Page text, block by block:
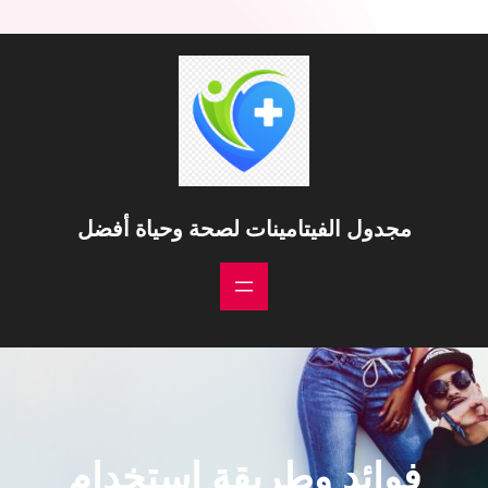
مجدول الفيتامينات لصحة وحياة أفضل
فوائد وطريقة استخدام